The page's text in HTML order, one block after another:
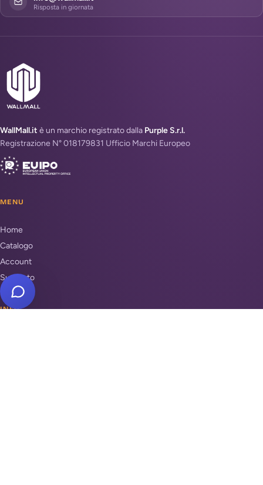
Risposta in giornata
WallMall.it è un marchio registrato dalla Purple S.r.l.
Registrazione N° 018179831 Ufficio Marchi Europeo
MENU
Home
Catalogo
Account
Supporto
INFO